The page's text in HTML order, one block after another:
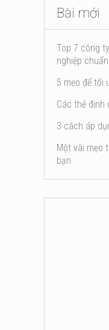
Bài mới
Top 7 công
nghiệp chuẩn
5 mẹo để tối
Các thẻ định
3 cách áp
Một vài mẹo
bạn